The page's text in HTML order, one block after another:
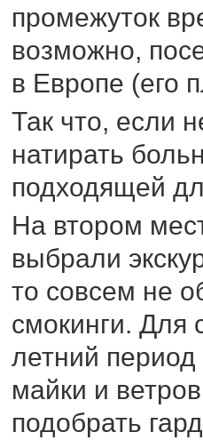
промежуток
возможно,
в Европе (его
Так что, если
натирать
подходящей
На втором
выбрали
то совсем не
смокинги. Для
летний
майки и
подобрать